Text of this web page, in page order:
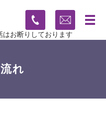
お断りしております
れ